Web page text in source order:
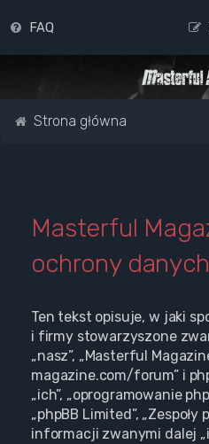
FAQ
Strona główna
Masterful
ochrony
Ten tekst opisuje, w jaki
i firmy stowarzyszone
„nasz”, „Masterful
magazine.com/forum” i
„ich”, „oprogramowanie
„phpBB Limited”, „Zespoły
informacji zwanymi dalej